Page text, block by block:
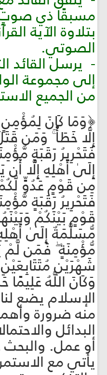
مسبقًا ذي صوتٍ
بتلاوة الآية
الصوتي.
- يرسل القائد
إلى مجموعة
من الجميع
﴿وَمَا كَانَ
إِلَّا خَطَأً ۚ وَمَن
فَتَحْرِيرُ رَقَبَةٍ
إِلَىٰ أَهْلِهِ إِلَّا
مِن قَوْمٍ عَدُوٍّ
فَتَحْرِيرُ رَقَبَةٍ
قَوْمٍ بَيْنَكُمْ
مُّسَلَّمَةٌ إِلَىٰ
مُّؤْمِنَةٍ ۖ فَمَن لَّمْ
شَهْرَيْنِ
وَكَانَ اللَّهُ عَلِيمًا
الإسلام يضع
منه ضرورة
البدائل
أو عمل. والبحث
يأتي مع